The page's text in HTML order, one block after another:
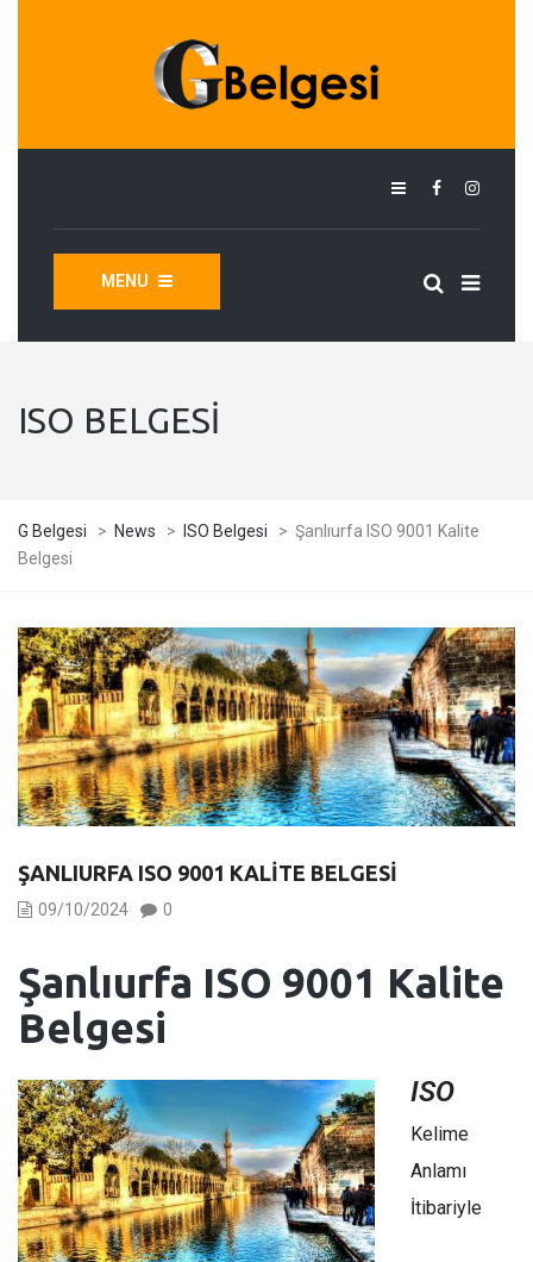
MENU
ISO BELGESI
G Belgesi > News > ISO Belgesi > Şanlıurfa ISO 9001 Kalite
Belgesi
ŞANLIURFA ISO 9001 KALITE BELGESI
09/10/2024 0
Şanlıurfa ISO 9001 Kalite
Belgesi
ISO
Kelime
Anlamı
İtibariyle